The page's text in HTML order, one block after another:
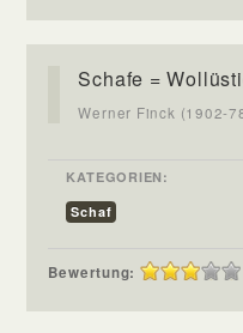
Schafe =
Werner Finck (1902-
KATEGORIEN:
Schaf
Bewertung: